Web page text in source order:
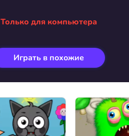
Только для компьютера
Играть в похожие